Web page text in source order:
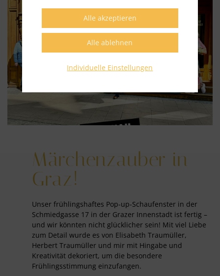
Märchenzauber in
Graz!
Unser frühlingshaftes Pop-up-Schaufenster in der
Schmiedgasse 17 in der Grazer Innenstadt ist fertig –
und wir könnten nicht glücklicher sein! Mit viel Liebe
zum Detail wurde es von Elisabeth Traumüller,
Herbert Traumüller und mir mit Hingabe und
Kreativität dekoriert, um die besondere
Frühlingsstimmung einzufangen.
Individuelle Einstellungen